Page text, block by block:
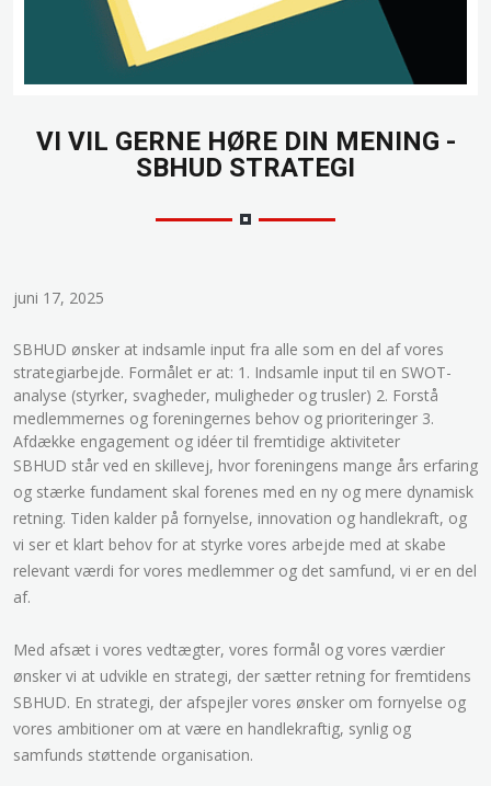
VI VIL GERNE HØRE DIN MENING -
SBHUD STRATEGI
juni 17, 2025
SBHUD ønsker at indsamle input fra alle som en del af vores
strategiarbejde. Formålet er at: 1. Indsamle input til en SWOT-
analyse (styrker, svagheder, muligheder og trusler) 2. Forstå
medlemmernes og foreningernes behov og prioriteringer 3.
Afdække engagement og idéer til fremtidige aktiviteter
SBHUD står ved en skillevej, hvor foreningens mange års erfaring
og stærke fundament skal forenes med en ny og mere dynamisk
retning. Tiden kalder på fornyelse, innovation og handlekraft, og
vi ser et klart behov for at styrke vores arbejde med at skabe
relevant værdi for vores medlemmer og det samfund, vi er en del
af.
Med afsæt i vores vedtægter, vores formål og vores værdier
ønsker vi at udvikle en strategi, der sætter retning for fremtidens
SBHUD. En strategi, der afspejler vores ønsker om fornyelse og
vores ambitioner om at være en handlekraftig, synlig og
samfunds støttende organisation.